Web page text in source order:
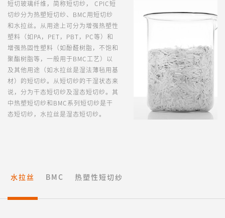
短切玻璃纤维，简称短切纱， CPIC短
切纱分为热塑短切纱、BMC用短切纱
和水拉丝。从用途上可分为增强热塑性
塑料（如PA，PET，PBT，PC等）和
增强热固性塑料（如酚醛树脂，不饱和
聚酯树脂等，一般用于BMC工艺）以
及其他用途（如水拉丝是湿法薄毡用基
材）的短切纱。从短切纱的干湿状态来
说，分为干态短切纱及湿态短切纱。其
中热塑短切纱和BMC系列短切纱是干
态短切纱，水拉丝是湿态短切纱。
水拉丝 BMC 热塑性短切纱